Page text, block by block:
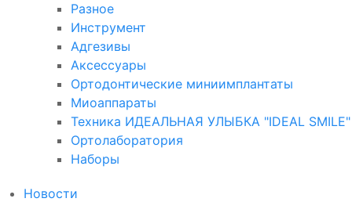
Разное
Инструмент
Адгезивы
Аксессуары
Ортодонтические миниимплантаты
Миоаппараты
Техника ИДЕАЛЬНАЯ УЛЫБКА "IDEAL SMILE"
Ортолаборатория
Наборы
Новости